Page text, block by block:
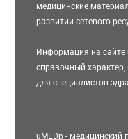
медицинские
развитии сетевого
Информация на сайте
справочный
для специалистов
uMEDp - медицинский